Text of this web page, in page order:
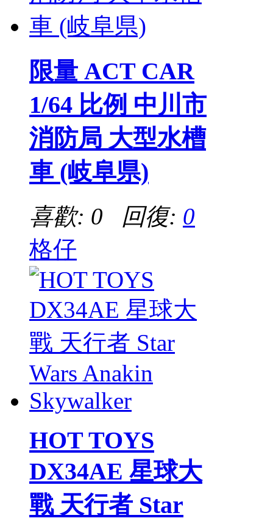
限量 ACT CAR
1/64 比例 中川市
消防局 大型水槽
車 (岐阜県)
喜歡: 0 回復: 0
格仔
HOT TOYS
DX34AE 星球大
戰 天行者 Star